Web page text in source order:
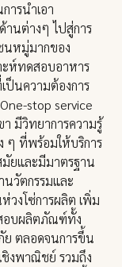
ารนำเอา
านต่างๆ ไปสู่การ
นหมู่มากของ
ะห์ทดสอบอาหาร
ป็นความต้องการ
stop service
มีวิทยาการความรู้
ๆ ที่พร้อมให้บริการ
มัยและมีมาตรฐาน
วัตกรรมและ
งโซ่การผลิต เพิ่ม
สอบผลิตภัณฑ์ทั้ง
ตลอดจนการขึ้น
งพาณิชย์ รวมถึง